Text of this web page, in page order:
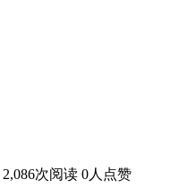
2,086次阅读 0人点赞